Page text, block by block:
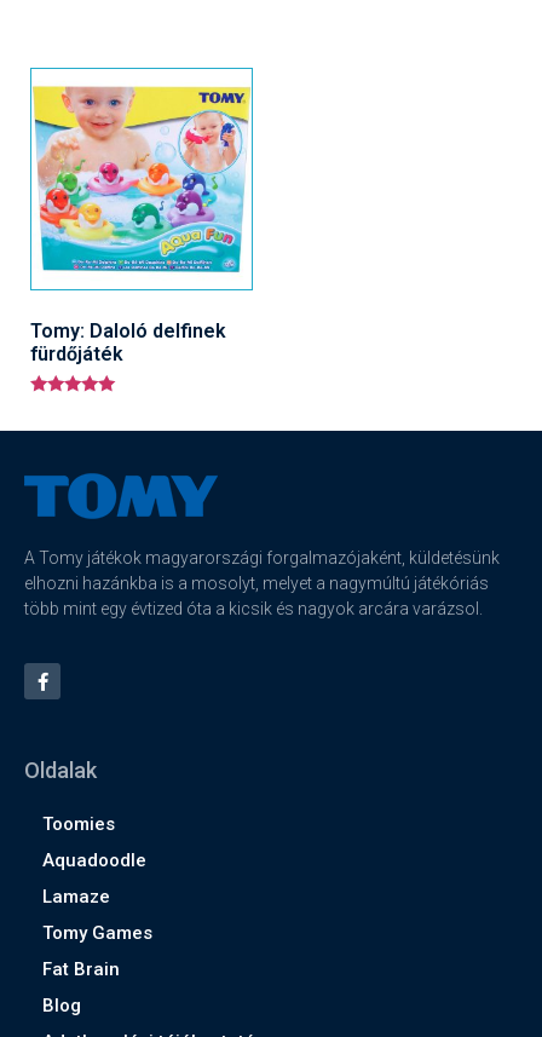
Tomy: Daloló delfinek
fürdőjáték
A Tomy játékok magyarországi forgalmazójaként, küldetésünk
elhozni hazánkba is a mosolyt, melyet a nagymúltú játékóriás
több mint egy évtized óta a kicsik és nagyok arcára varázsol.
Oldalak
Toomies
Aquadoodle
Lamaze
Tomy Games
Fat Brain
Blog